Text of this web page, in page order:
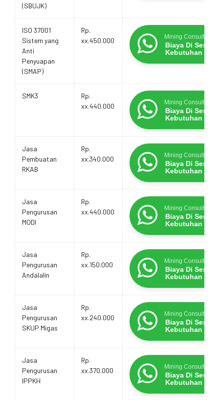
(SBUJK)
ISO 37001
Sistem yang
Anti
Penyuapan
(SMAP)
Rp.
xx.450.000
Mining Consultants
Biaya Di
Kebutuhan
SMK3
Rp.
xx.440.000
Mining Consultants
Biaya Di
Kebutuhan
Jasa
Pembuatan
RKAB
Rp.
xx.340.000
Mining Consultants
Biaya Di
Kebutuhan
Jasa
Pengurusan
MODI
Rp.
xx.440.000
Mining Consultants
Biaya Di
Kebutuhan
Jasa
Pengurusan
Andalalin
Rp.
xx.150.000
Mining Consultants
Biaya Di
Kebutuhan
Jasa
Pengurusan
SKUP Migas
Rp.
xx.240.000
Mining Consultants
Biaya Di
Kebutuhan
Jasa
Pengurusan
IPPKH
Rp.
xx.370.000
Mining Consultants
Biaya Di
Kebutuhan